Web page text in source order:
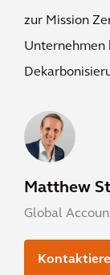
zur Mission
Unternehmen
Matthew
Global